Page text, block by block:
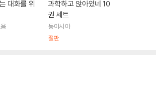
대화를 위
과학하고 앉아있네 10
권 세트
동아시아
절판